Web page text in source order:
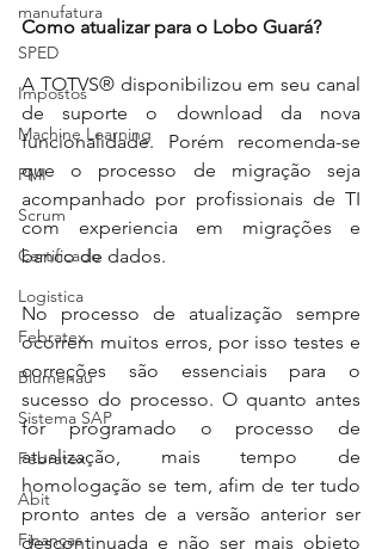
manufatura
SPED
Impostos
Machine Learning
PMI
Scrum
Certificado
Logistica
Febratex
Blumenau
Sistema SAP
Febratex
Abit
Finanças
Como atualizar para o Lobo Guará?
A TOTVS® disponibilizou em seu canal
de suporte o download da nova
funcionalidade. Porém recomenda-se
que o processo de migração seja
acompanhado por profissionais de TI
com experiencia em migrações e
banco de dados.
No processo de atualização sempre
ocorrem muitos erros, por isso testes e
correções são essenciais para o
sucesso do processo. O quanto antes
for programado o processo de
atualização, mais tempo de
homologação se tem, afim de ter tudo
pronto antes de a versão anterior ser
descontinuada e não ser mais objeto